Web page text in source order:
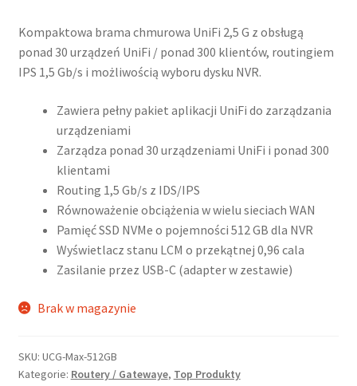
Kompaktowa brama chmurowa UniFi 2,5 G z obsługą
ponad 30 urządzeń UniFi / ponad 300 klientów, routingiem
IPS 1,5 Gb/s i możliwością wyboru dysku NVR.
Zawiera pełny pakiet aplikacji UniFi do zarządzania
urządzeniami
Zarządza ponad 30 urządzeniami UniFi i ponad 300
klientami
Routing 1,5 Gb/s z IDS/IPS
Równoważenie obciążenia w wielu sieciach WAN
Pamięć SSD NVMe o pojemności 512 GB dla NVR
Wyświetlacz stanu LCM o przekątnej 0,96 cala
Zasilanie przez USB-C (adapter w zestawie)
Brak w magazynie
SKU: UCG-Max-512GB
Kategorie: Routery / Gatewaye, Top Produkty